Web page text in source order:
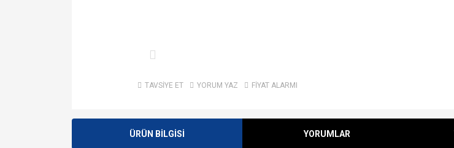
TAVSİYE ET YORUM YAZ FİYAT ALARMI
ÜRÜN BİLGİSİ YORUMLAR